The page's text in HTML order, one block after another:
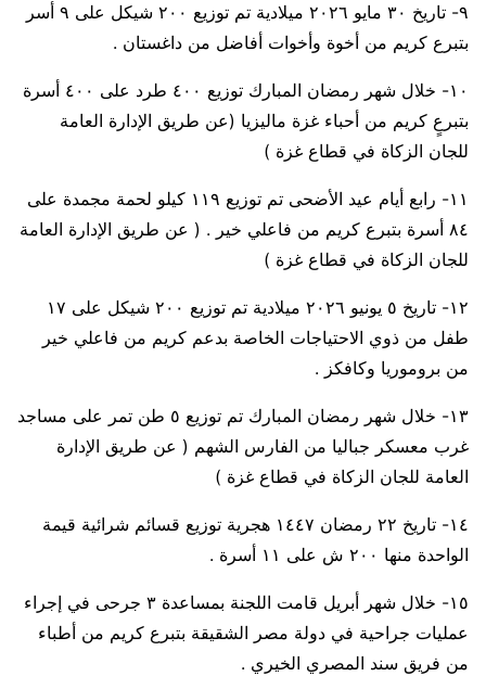
٩- تاريخ ٣٠ مايو ٢٠٢٦ ميلادية تم توزيع ٢٠٠ شيكل على ٩ أسر
بتبرع كريم من أخوة وأخوات أفاضل من داغستان .
١٠- خلال شهر رمضان المبارك توزيع ٤٠٠ طرد على ٤٠٠ أسرة
بتبرعٍ كريم من أحباء غزة ماليزيا (عن طريق الإدارة العامة
للجان الزكاة في قطاع غزة )
١١- رابع أيام عيد الأضحى تم توزيع ١١٩ كيلو لحمة مجمدة على
٨٤ أسرة بتبرع كريم من فاعلي خير . ( عن طريق الإدارة العامة
للجان الزكاة في قطاع غزة )
١٢- تاريخ ٥ يونيو ٢٠٢٦ ميلادية تم توزيع ٢٠٠ شيكل على ١٧
طفل من ذوي الاحتياجات الخاصة بدعم كريم من فاعلي خير
من بروموريا وكافكز .
١٣- خلال شهر رمضان المبارك تم توزيع ٥ طن تمر على مساجد
غرب معسكر جباليا من الفارس الشهم ( عن طريق الإدارة
العامة للجان الزكاة في قطاع غزة )
١٤- تاريخ ٢٢ رمضان ١٤٤٧ هجرية توزيع قسائم شرائية قيمة
الواحدة منها ٢٠٠ ش على ١١ أسرة .
١٥- خلال شهر أبريل قامت اللجنة بمساعدة ٣ جرحى في إجراء
عمليات جراحية في دولة مصر الشقيقة بتبرع كريم من أطباء
من فريق سند المصري الخيري .